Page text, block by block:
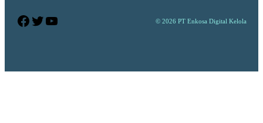
Facebook
Twitter
YouTube © 2026 PT Enkosa Digital Kelola